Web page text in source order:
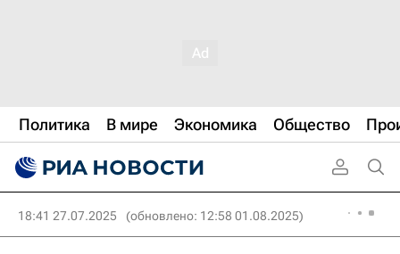
Политика В мире Экономика Общество
18:41 27.07.2025 (обновлено: 12:58 01.08.2025)